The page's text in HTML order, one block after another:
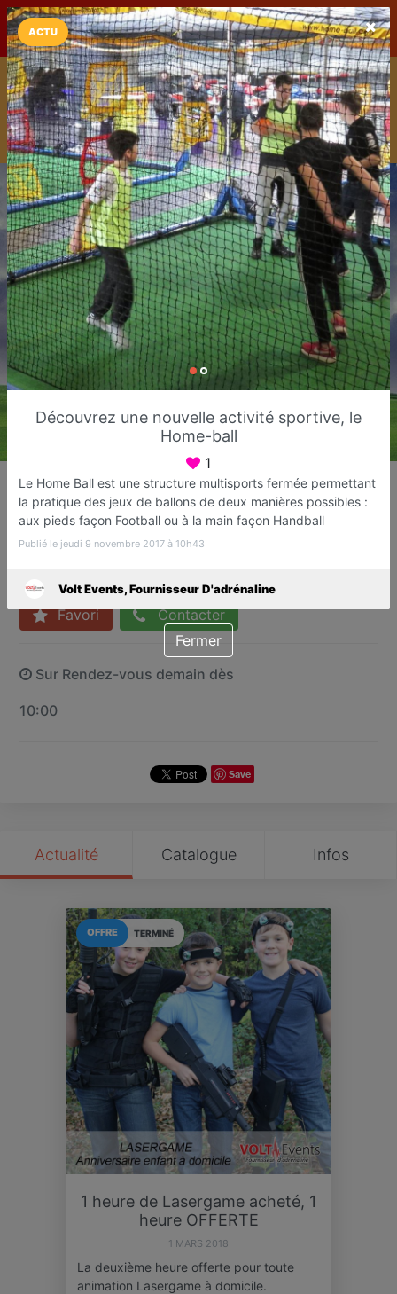
LaCarte LaCarte sur
Play Store
Installez l'App LaCarte
Téléchargez gratuitement l'app LaCarte pour suivre vos
commerces favoris et ne rien rater !
Télécharger Plus tard
Volt Events, Fournisseur
D'adrénaline
Bubble foot, Archery tag, Laser Tag,
Paintball, Home-bal
Favori Contacter
Sur Rendez-vous demain dès
10:00
Save
Actualité Catalogue Infos
TERMINÉ
OFFRE
1 heure de Lasergame acheté, 1
heure OFFERTE
1 MARS 2018
La deuxième heure offerte pour toute
animation Lasergame à domicile.
ACTU
Découvrez une nouvelle activité sportive, le
Home-ball
1
Le Home Ball est une structure multisports fermée permettant
la pratique des jeux de ballons de deux manières possibles :
aux pieds façon Football ou à la main façon Handball
Publié le jeudi 9 novembre 2017 à 10h43
Volt Events, Fournisseur D'adrénaline
Fermer